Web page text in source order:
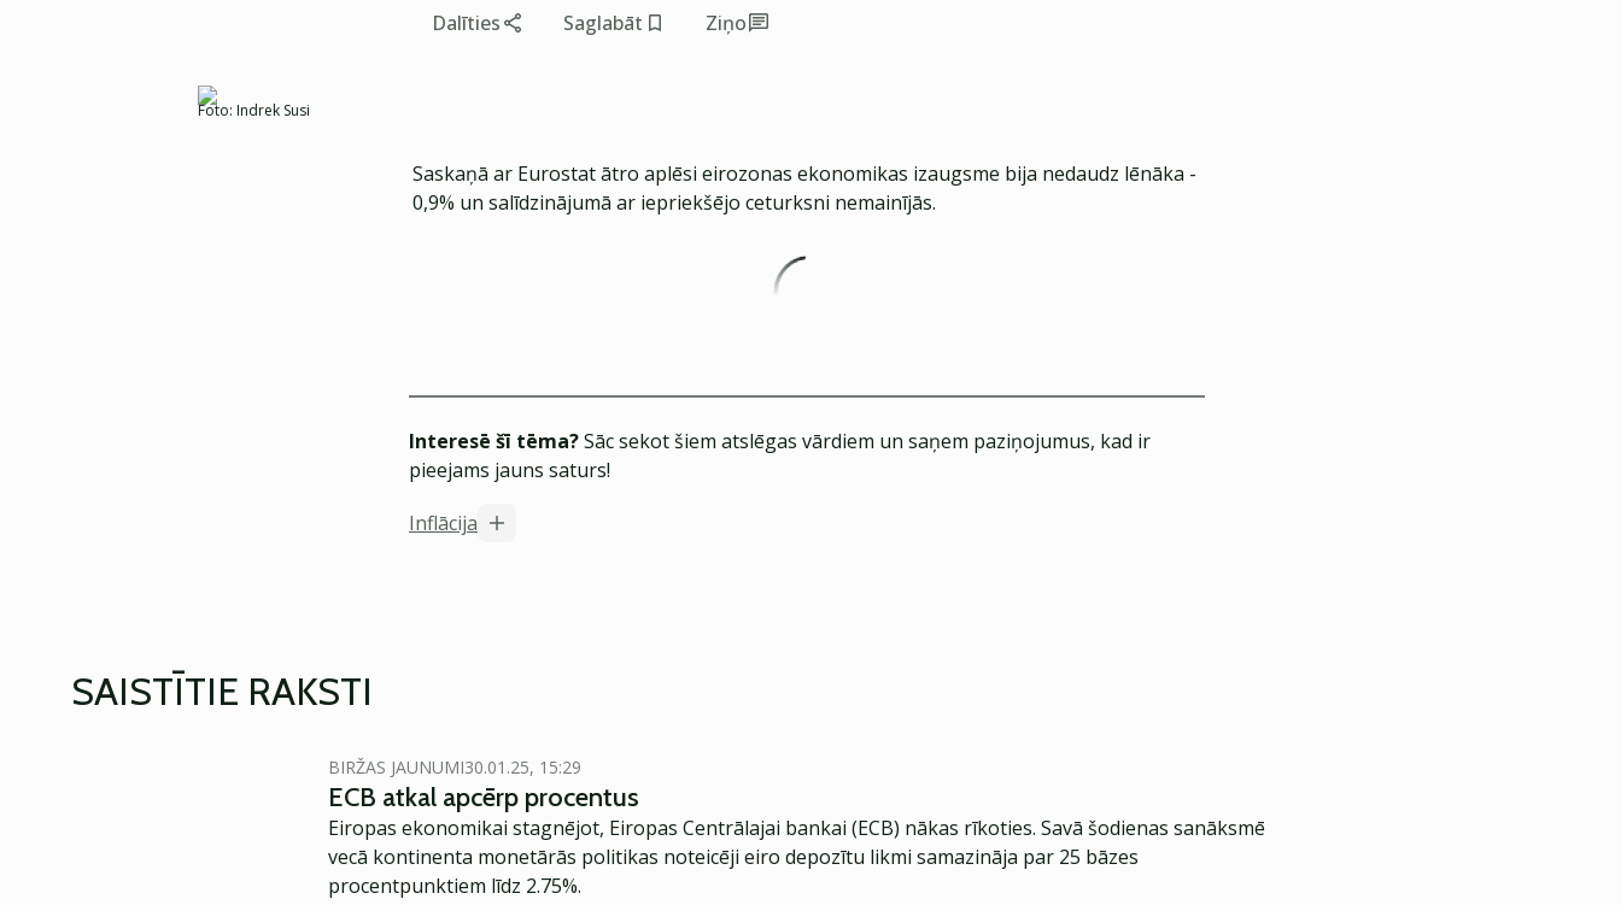
Dalīties Saglabāt Ziņo
Foto: Indrek Susi
Saskaņā ar Eurostat ātro aplēsi eirozonas ekonomikas izaugsme bija nedaudz lēnāka -
0,9% un salīdzinājumā ar iepriekšējo ceturksni nemainījās.
Interesē šī tēma?Sāc sekot šiem atslēgas vārdiem un saņem paziņojumus, kad ir
pieejams jauns saturs!
Inflācija
SAISTĪTIE RAKSTI
BIRŽAS JAUNUMI30.01.25, 15:29
ECB atkal apcērp procentus
Eiropas ekonomikai stagnējot, Eiropas Centrālajai bankai (ECB) nākas rīkoties. Savā šodienas sanāksmē
vecā kontinenta monetārās politikas noteicēji eiro depozītu likmi samazināja par 25 bāzes
procentpunktiem līdz 2.75%.